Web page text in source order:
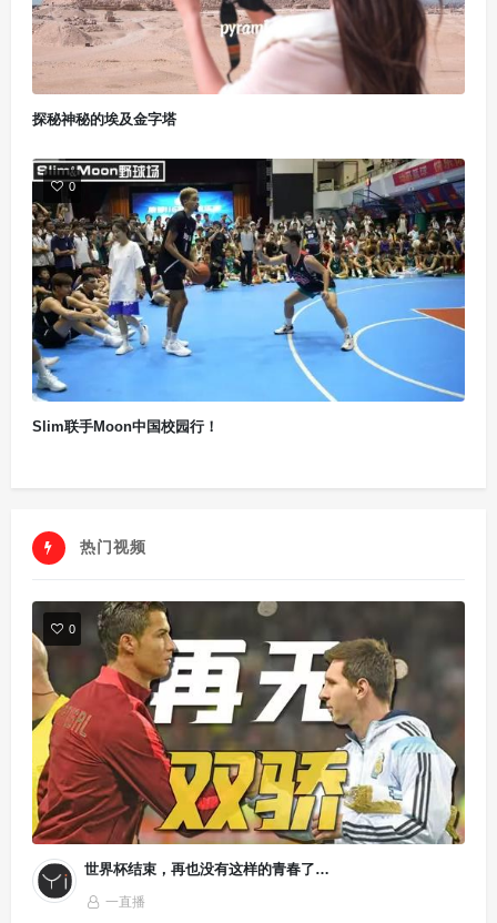
探秘神秘的埃及金字塔
0
Slim联手Moon中国校园行！
热门视频
0
世界杯结束，再也没有这样的青春了…
一直播